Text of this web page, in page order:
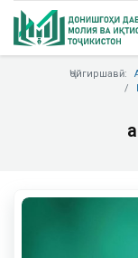
Ҷойгиршавӣ: